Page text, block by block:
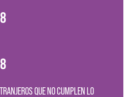
QUE NO CUMPLEN LO